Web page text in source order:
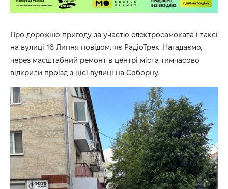
Про дорожню пригоду за участю електросамоката і таксі
на вулиці 16 Липня повідомляє РадіоТрек .Нагадаємо,
через масштабний ремонт в центрі міста тимчасово
відкрили проїзд з цієї вулиці на Соборну.